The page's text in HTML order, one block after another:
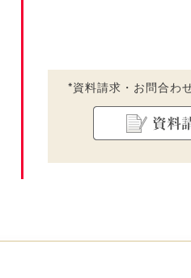
*資料請求・お問合わ